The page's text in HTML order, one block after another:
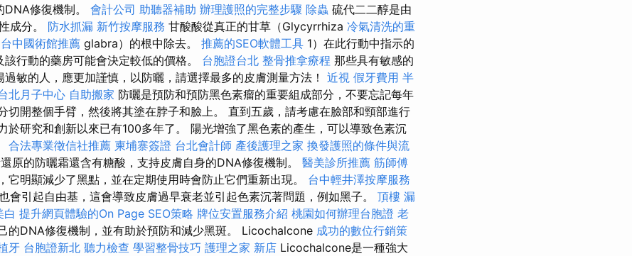
修復機制。 會計公司 助聽器補助 辦理護照的完整步驟 除蟲 硫代二二醇是由
成分。 防水抓漏 新竹按摩服務 甘酸酸從真正的甘草（Glycyrrhiza 冷氣清洗的重
台中國術館推薦 glabra）的根中除去。 推薦的SEO軟體工具 1）在此行動中指示的
行動的藥房可能會決定較低的價格。 台胞證台北 整骨推拿療程 那些具有敏感的
過敏的人，應更加謹慎，以防曬，請選擇最多的皮膚測量方法！ 近視 假牙費用 半
北月子中心 自助搬家 防曬是預防和預防黑色素瘤的重要組成部分，不要忘記每年
切開整個手臂，然後將其塗在脖子和臉上。 直到五歲，請考慮在臉部和頸部進行
於研究和創新以來已有100多年了。 陽光增強了黑色素的產生，可以導致色素沉
合法專業徵信社推薦 柬埔寨簽證 台北會計師 產後護理之家 換發護照的條件與流
原的防曬霜還含有糖酸，支持皮膚自身的DNA修復機制。 醫美診所推薦 筋師傅
它明顯減少了黑點，並在定期使用時會防止它們重新出現。 台中輕井澤按摩服務
會引起自由基，這會導致皮膚過早衰老並引起色素沉著問題，例如黑子。 頂樓 漏
白 提升網頁體驗的On Page SEO策略 牌位安置服務介紹 桃園如何辦理台胞證 老
的DNA修復機制，並有助於預防和減少黑斑。 Licochalcone 成功的數位行銷策
牙 台胞證新北 聽力檢查 學習整骨技巧 護理之家 新店 Licochalcone是一種強大